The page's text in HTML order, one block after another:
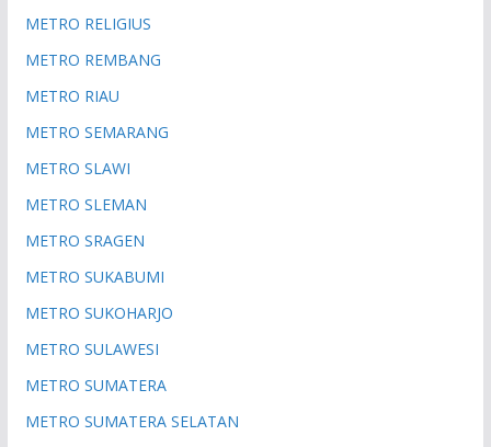
METRO RELIGIUS
METRO REMBANG
METRO RIAU
METRO SEMARANG
METRO SLAWI
METRO SLEMAN
METRO SRAGEN
METRO SUKABUMI
METRO SUKOHARJO
METRO SULAWESI
METRO SUMATERA
METRO SUMATERA SELATAN